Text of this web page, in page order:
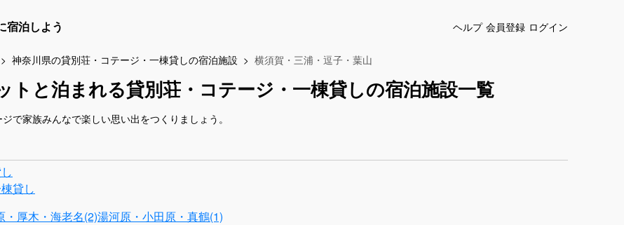
宿泊しよう ヘルプ 会員登録 ログイン
神奈川県の貸別荘・コテージ・一棟貸しの宿泊施設 横須賀・三浦・逗子・葉山
トと泊まれる貸別荘・コテージ・一棟貸しの宿泊施設一覧
で家族みんなで楽しい思い出をつくりましょう。
貸し
・厚木・海老名(2)湯河原・小田原・真鶴(1)